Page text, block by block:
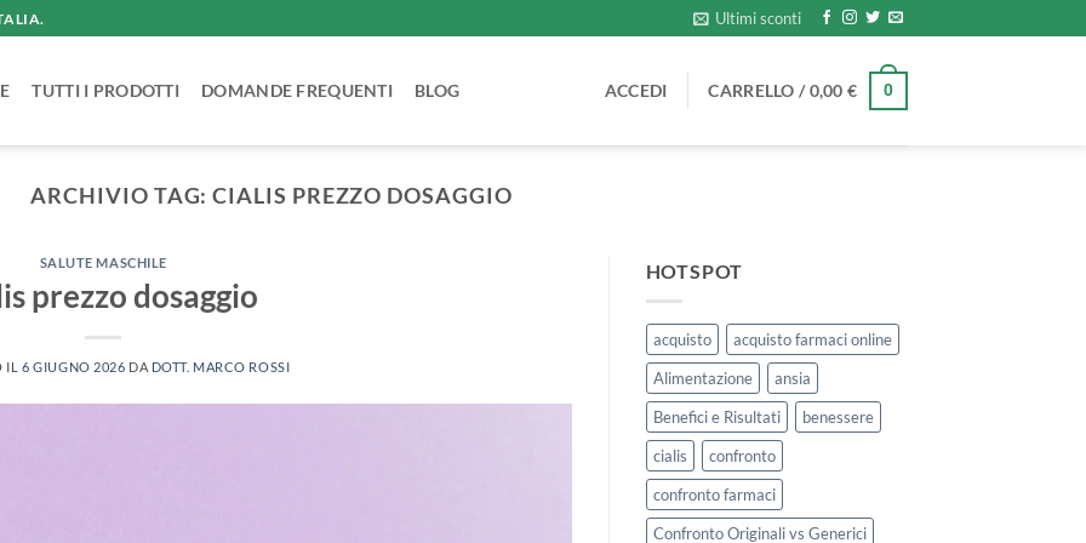
Ultimi sconti
TUTTI I PRODOTTI DOMANDE FREQUENTI BLOG ACCEDI CARRELLO /0,00€ 0
ARCHIVIO TAG:CIALIS PREZZO DOSAGGIO
SALUTE MASCHILE
prezzo dosaggio
IL6 GIUGNO 2026 DA DOTT. MARCO ROSSI
HOTSPOT
acquisto
acquisto farmaci online
Alimentazione
ansia
Benefici e Risultati
benessere
cialis
confronto
confronto farmaci
Confronto Originali vs Generici